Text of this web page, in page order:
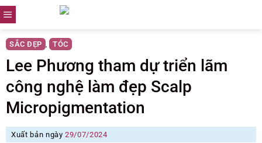
Skip
to
content
SẮC ĐẸP , TÓC
Lee Phương tham dự triển lãm
công nghệ làm đẹp Scalp
Micropigmentation
Xuất bản ngày29/07/2024